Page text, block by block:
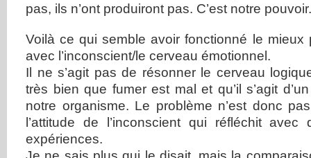
pas, ils n’ont produiront pas. C’est notre pouvoir.
Voilà ce qui semble avoir fonctionné le mieux
avec l’inconscient/le cerveau émotionnel.
Il ne s’agit pas de résonner le cerveau
très bien que fumer est mal et qu’il s’agit
notre organisme. Le problème n’est donc
l’attitude de l’inconscient qui réfléchit
expériences.
Je ne sais plus qui le disait, mais la